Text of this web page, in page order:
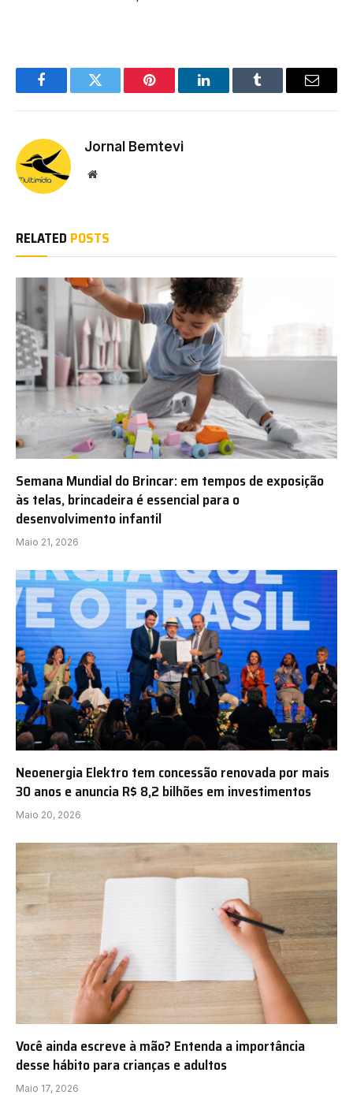
FacebookTwitter Pinterest LinkedInTumblr Email
Jornal Bemtevi
Website
RELATED POSTS
Semana Mundial do Brincar: em tempos de exposição
às telas, brincadeira é essencial para o
desenvolvimento infantil
Maio 21, 2026
Neoenergia Elektro tem concessão renovada por mais
30 anos e anuncia R$ 8,2 bilhões em investimentos
Maio 20, 2026
Você ainda escreve à mão? Entenda a importância
desse hábito para crianças e adultos
Maio 17, 2026